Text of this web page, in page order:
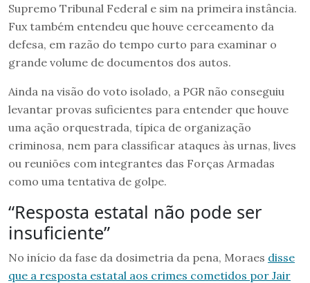
Supremo Tribunal Federal e sim na primeira instância.
Fux também entendeu que houve cerceamento da
defesa, em razão do tempo curto para examinar o
grande volume de documentos dos autos.
Ainda na visão do voto isolado, a PGR não conseguiu
levantar provas suficientes para entender que houve
uma ação orquestrada, típica de organização
criminosa, nem para classificar ataques às urnas, lives
ou reuniões com integrantes das Forças Armadas
como uma tentativa de golpe.
“Resposta estatal não pode ser
insuficiente”
No início da fase da dosimetria da pena, Moraes disse
que a resposta estatal aos crimes cometidos por Jair